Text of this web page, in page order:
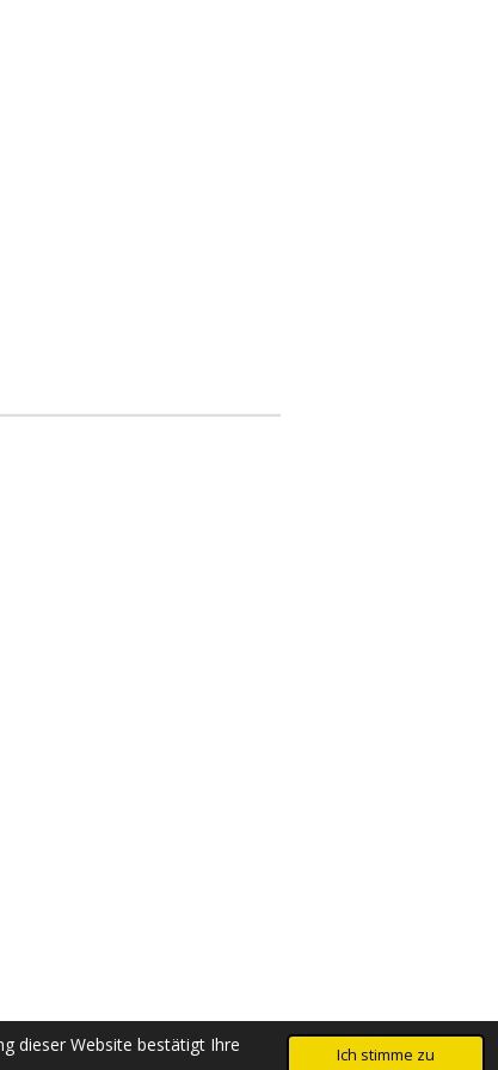
dieser Website bestätigt Ihre
Ich stimme zu